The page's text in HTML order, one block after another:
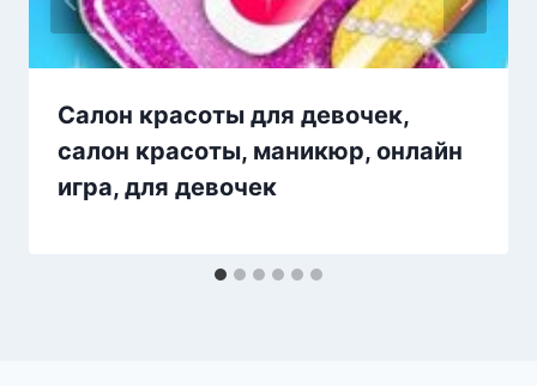
Салон красоты для девочек,
салон красоты, маникюр, онлайн
игра, для девочек